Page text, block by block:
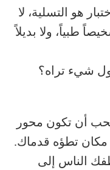
هو التسلية، لا
طبياً، ولا بديلاً
شيء تراه؟
أن تكون محور
مكان تطؤه قدماك.
الناس إلى